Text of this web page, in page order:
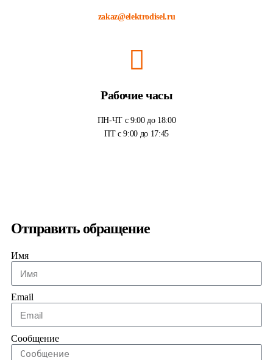
zakaz@elektrodisel.ru
Рабочие часы
ПН-ЧТ с 9:00 до 18:00
ПТ с 9:00 до 17:45
Отправить обращение
Имя
Email
Сообщение